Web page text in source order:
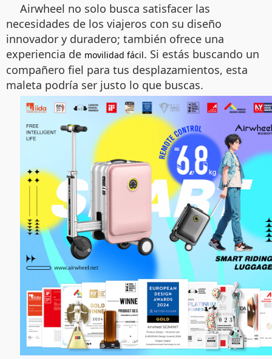
Airwheel no solo busca satisfacer las
necesidades de los viajeros con su diseño
innovador y duradero; también ofrece una
experiencia de movilidad fácil. Si estás buscando un
compañero fiel para tus desplazamientos, esta
maleta podría ser justo lo que buscas.